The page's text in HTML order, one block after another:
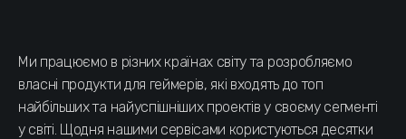
Ми працюємо в різних країнах світу та розробляємо
власні продукти для геймерів, які входять до топ
найбільших та найуспішніших проектів у своєму сегменті
у світі. Щодня нашими сервісами користуються десятки